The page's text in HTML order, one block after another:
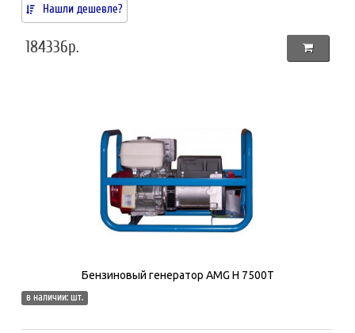
Нашли дешевле?
184336р.
Бензиновый генератор AMG H 7500T
в наличии: шт.